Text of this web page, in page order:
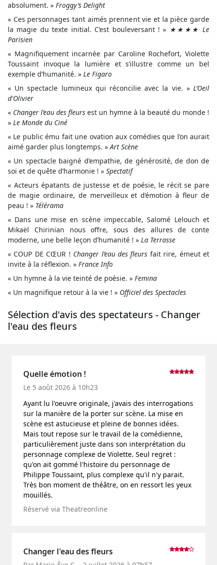
absolument. » Froggy’s Delight
« Ces personnages tant aimés prennent vie et la pièce garde
la magie du texte initial. C’est bouleversant ! » ★★★★ Le
Parisien
« Magnifiquement incarnée par Caroline Rochefort, Violette
Toussaint invoque la lumière et s’illustre comme un bel
exemple d’humanité. » Le Figaro
« Un spectacle lumineux qui réconcilie avec la vie. » L’Oeil
d'Olivier
« Changer l’eau des fleurs est un hymne à la beauté du monde !
» Le Monde du Ciné
« Le public ému fait une ovation aux comédies que l’on aurait
aimé garder plus longtemps. »Art Scène
« Un spectacle baigné d’empathie, de générosité, de don de
soi et de quête d’harmonie ! » Spectatif
« Acteurs épatants de justesse et de poésie, le récit se pare
de magie ordinaire, de merveilleux et d’émotion à fleur de
peau ! » Télérama
« Dans une mise en scène impeccable, Salomé Lelouch et
Mikaël Chirinian nous offre, sous des allures de conte
moderne, une belle leçon d’humanité ! » La Terrasse
« COUP DE CŒUR ! Changer l’eau des fleurs fait rire, émeut et
invite à la réflexion. » France Info
« Un hymne à la vie teinté de poésie. » Femina
« Un magnifique retour à la vie ! » Officiel des Spectacles
Sélection d'avis des spectateurs - Changer
l'eau des fleurs
Quelle émotion !
Le 5 août 2026 à 10h23
Ayant lu l'oeuvre originale, j'avais des interrogations
sur la manière de la porter sur scène. La mise en
scène est astucieuse et pleine de bonnes idées.
Mais tout repose sur le travail de la comédienne,
particulièrement juste dans son interprétation du
personnage complexe de Violette. Seul regret :
qu'on ait gommé l'histoire du personnage de
Philippe Toussaint, plus complexe qu'il n'y parait.
Très bon moment de théâtre, on en ressort les yeux
mouillés.
Réservé via Theatreonline
Changer l'eau des fleurs